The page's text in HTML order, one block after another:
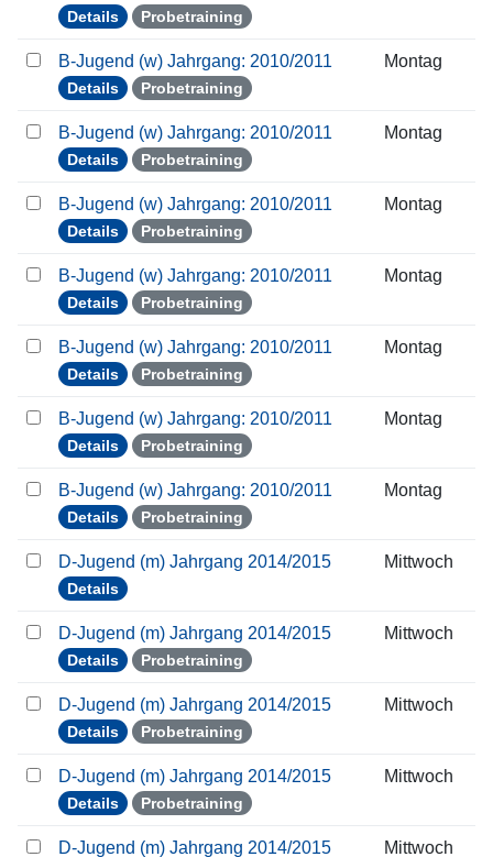
Details Probetraining
B-Jugend (w) Jahrgang: 2010/2011
Details Probetraining
Montag
B-Jugend (w) Jahrgang: 2010/2011
Details Probetraining
Montag
B-Jugend (w) Jahrgang: 2010/2011
Details Probetraining
Montag
B-Jugend (w) Jahrgang: 2010/2011
Details Probetraining
Montag
B-Jugend (w) Jahrgang: 2010/2011
Details Probetraining
Montag
B-Jugend (w) Jahrgang: 2010/2011
Details Probetraining
Montag
B-Jugend (w) Jahrgang: 2010/2011
Details Probetraining
Montag
D-Jugend (m) Jahrgang 2014/2015
Details
Mittwoch
D-Jugend (m) Jahrgang 2014/2015
Details Probetraining
Mittwoch
D-Jugend (m) Jahrgang 2014/2015
Details Probetraining
Mittwoch
D-Jugend (m) Jahrgang 2014/2015
Details Probetraining
Mittwoch
D-Jugend (m) Jahrgang 2014/2015 Mittwoch